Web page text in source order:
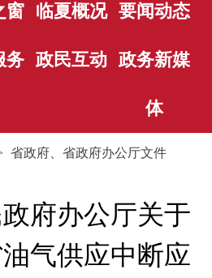
窗 临夏概况 要闻动态
务 政民互动 政务新媒
体
省政府、省政府办公厅文件
府办公厅关于
气供应中断应